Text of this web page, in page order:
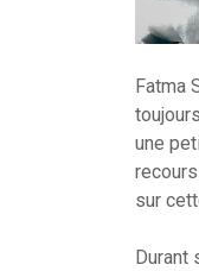
Fatma
une
sur
Durant